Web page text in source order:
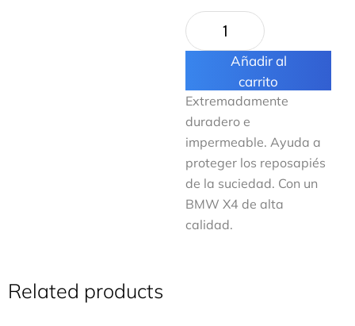
Añadir al
carrito
Extremadamente
duradero e
impermeable. Ayuda a
proteger los reposapiés
de la suciedad. Con un
BMW X4 de alta
calidad.
Related products